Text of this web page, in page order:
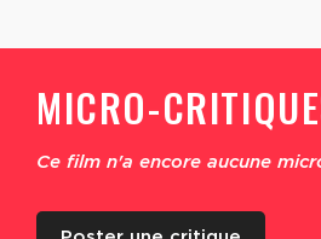
MICRO-
Ce film n'a encore aucune